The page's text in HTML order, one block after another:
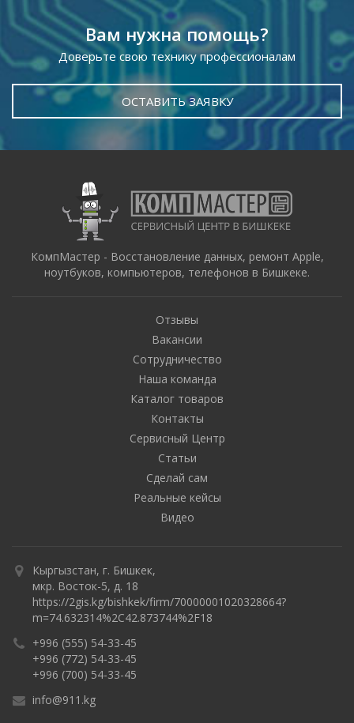
Вам нужна помощь?
Доверьте свою технику профессионалам
ОСТАВИТЬ ЗАЯВКУ
КомпМастер - Восстановление данных, ремонт Apple,
ноутбуков, компьютеров, телефонов в Бишкеке.
Отзывы
Вакансии
Сотрудничество
Наша команда
Каталог товаров
Контакты
Сервисный Центр
Статьи
Сделай сам
Реальные кейсы
Видео
Кыргызстан, г. Бишкек,
мкр. Восток-5, д. 18
https://2gis.kg/bishkek/firm/70000001020328664?
m=74.632314%2C42.873744%2F18
+996 (555) 54-33-45
+996 (772) 54-33-45
+996 (700) 54-33-45
info@911.kg